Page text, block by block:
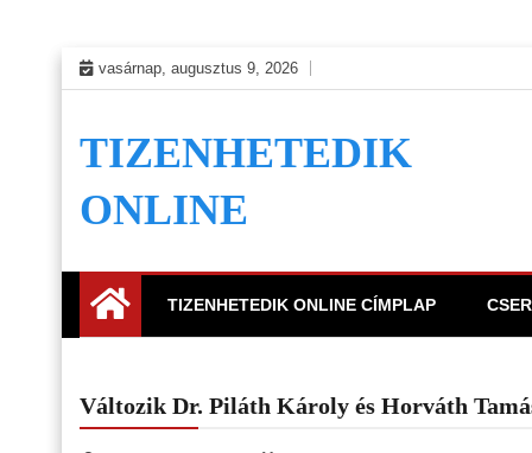
Skip
to
vasárnap, augusztus 9, 2026
TIZENHETEDIK
ONLINE
TIZENHETEDIK ONLINE CÍMPLAP
Változik Dr. Piláth Károly és Horváth